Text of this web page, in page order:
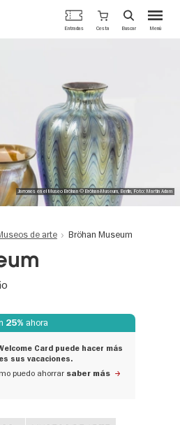
Menú
Entradas Cesta Buscar
Jarrones en el Museo Bröhan © Bröhan-Museum, Berlin, Foto: Martin Adam
de arte Bröhan Museum
25% ahora
Card puede hacer más
sus vacaciones.
puedo ahorrar saber más